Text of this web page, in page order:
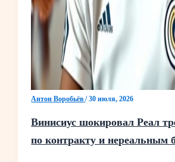
Антон Воробьёв/30 июля, 2026
Винисиус шокировал Реал
по контракту и нереальным